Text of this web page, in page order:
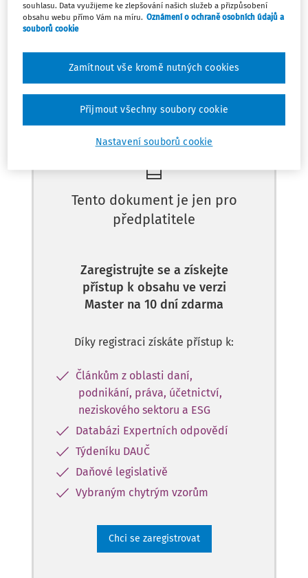
Odpověď
Máte předplatné? Přihlaste se
Tento dokument je jen pro
předplatitele
Zaregistrujte se a získejte
přístup k obsahu ve verzi
Master na 10 dní zdarma
Díky registraci získáte přístup k:
Článkům z oblasti daní,
podnikání, práva, účetnictví,
neziskového sektoru a ESG
Databázi Expertních odpovědí
Týdeníku DAUČ
Daňové legislativě
Vybraným chytrým vzorům
Chci se zaregistrovat
souhlasu. Data využijeme ke zlepšování našich služeb a přizpůsobení
obsahu webu přímo Vám na míru. Oznámení o ochraně osobních údajů a
souborů cookie
Nastavení souborů cookie
Zamítnout vše kromě nutných cookies
Přijmout všechny soubory cookie